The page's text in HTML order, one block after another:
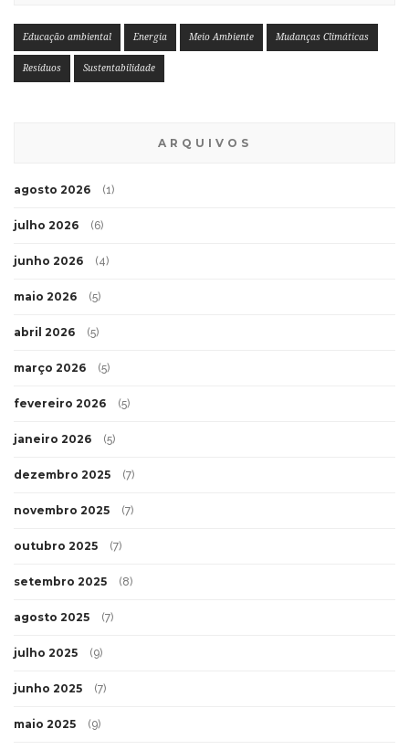
Educação ambiental Energia Meio Ambiente Mudanças Climáticas
Resíduos Sustentabilidade
ARQUIVOS
agosto 2026 (1)
julho 2026 (6)
junho 2026 (4)
maio 2026 (5)
abril 2026 (5)
março 2026 (5)
fevereiro 2026 (5)
janeiro 2026 (5)
dezembro 2025 (7)
novembro 2025 (7)
outubro 2025 (7)
setembro 2025 (8)
agosto 2025 (7)
julho 2025 (9)
junho 2025 (7)
maio 2025 (9)